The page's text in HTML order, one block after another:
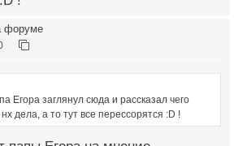
форуме
Егора заглянул сюда и рассказал чего
дела, а то тут все перессорятся :D !